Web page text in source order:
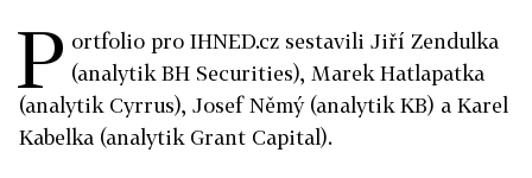
P ortfolio pro IHNED.cz sestavili Jiří Zendulka
(analytik BH Securities), Marek Hatlapatka
(analytik Cyrrus), Josef Němý (analytik KB) a Karel
Kabelka (analytik Grant Capital).